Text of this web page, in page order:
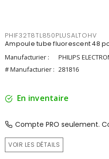
PHIF32T8TL850PLUSALTOHV
Ampoule tube fluorescent 48 po
Manufacturier :
PHILIPS
# Manufacturier : 281816
En inventaire
Compte PRO seulement.
VOIR LES DÉTAILS